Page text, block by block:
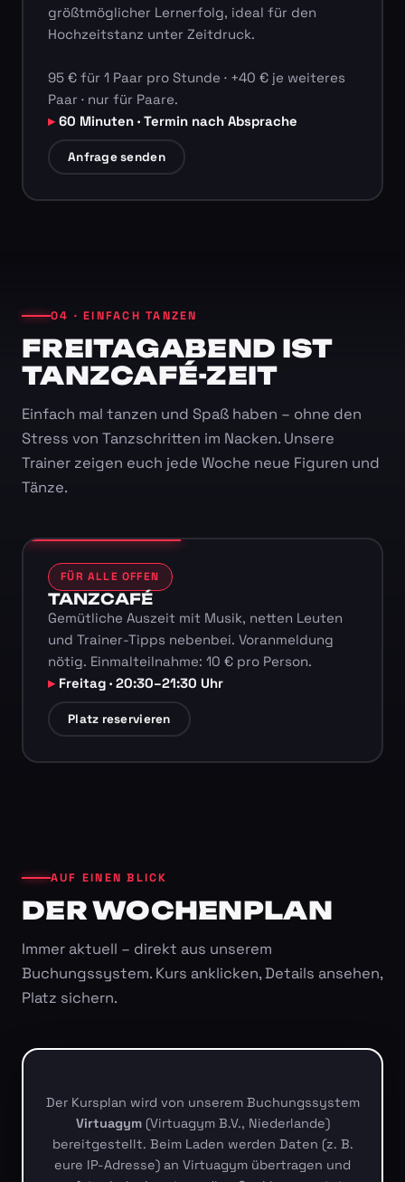
größtmöglicher Lernerfolg, ideal für den
Hochzeitstanz unter Zeitdruck.
95 € für 1 Paar pro Stunde · +40 € je weiteres
Paar · nur für Paare.
60 Minuten · Termin nach Absprache
Anfrage senden
04 · EINFACH TANZEN
FREITAGABEND IST
TANZCAFÉ-ZEIT
Einfach mal tanzen und Spaß haben – ohne den
Stress von Tanzschritten im Nacken. Unsere
Trainer zeigen euch jede Woche neue Figuren und
Tänze.
FÜR ALLE OFFEN
TANZCAFÉ
Gemütliche Auszeit mit Musik, netten Leuten
und Trainer-Tipps nebenbei. Voranmeldung
nötig. Einmalteilnahme: 10 € pro Person.
Freitag · 20:30–21:30 Uhr
Platz reservieren
AUF EINEN BLICK
DER WOCHENPLAN
Immer aktuell – direkt aus unserem
Buchungssystem. Kurs anklicken, Details ansehen,
Platz sichern.
Der Kursplan wird von unserem Buchungssystem
Virtuagym(Virtuagym B.V., Niederlande)
bereitgestellt. Beim Laden werden Daten (z. B.
eure IP-Adresse) an Virtuagym übertragen und